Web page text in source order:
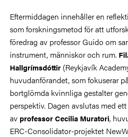
Eftermiddagen innehåller en
som forskningsmetod för att
föredrag av professor Guido om
instrument, människor och rum.
Hallgrímsdóttir (Reykjavík
huvudanförandet, som fokuserar
bortglömda kvinnliga gestalter
perspektiv. Dagen avslutas med
av professor Cecilia Muratori,
ERC-Consolidator-projektet